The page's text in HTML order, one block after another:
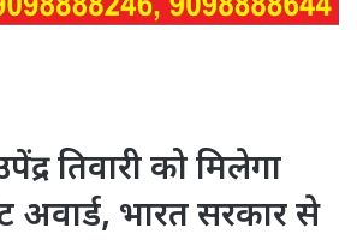
तिवारी को मिलेगा
अवार्ड, भारत सरकार से